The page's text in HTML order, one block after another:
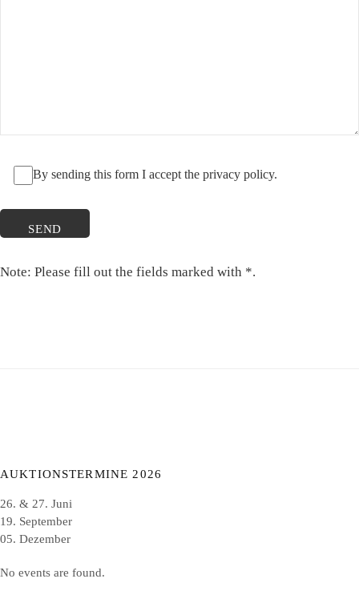
By sending this form I accept the privacy policy.
Note: Please fill out the fields marked with *.
AUKTIONSTERMINE 2026
26. & 27. Juni
19. September
05. Dezember
No events are found.